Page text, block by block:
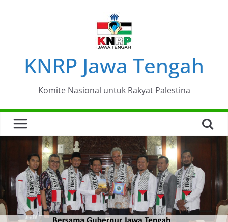
KNRP Jawa Tengah
Komite Nasional untuk Rakyat Palestina